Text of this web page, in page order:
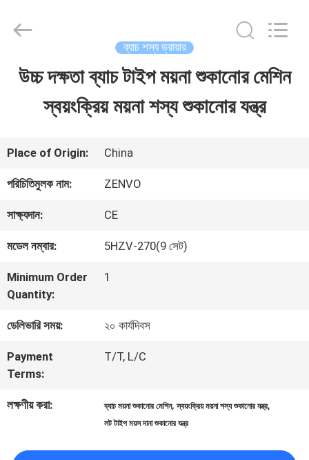
বাড়ি
আমাদের
সম্পর্কে
কারখানা
ভ্রমণ
মান
নিয়ন্ত্রণ
যোগাযোগ
করুন
TECHNOLOGY
Rights
ব্যাচ শস্য ড্রায়ার
উচ্চ দক্ষতা ব্যাচ টাইপ ময়না শুকানোর মেশিন
স্বয়ংক্রিয় ময়না শস্য শুকানোর যন্ত্র
Place of Origin: China
পরিচিতিমুলক নাম: ZENVO
সাক্ষ্যদান: CE
মডেল নম্বার: 5HZV-270(9 সেট)
Minimum Order
Quantity:
1
ডেলিভারি সময়: ২০ কার্যদিবস
Payment
Terms:
T/T, L/C
লক্ষণীয় করা: ব্যাচ ময়না শুকানোর মেশিন,স্বয়ংক্রিয় ময়না শস্য শুকানোর যন্ত্র,
লট টাইপ ময়স দানা শুকানোর যন্ত্র